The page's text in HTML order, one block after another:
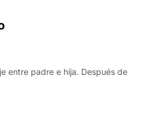
entre padre e hija. Después de